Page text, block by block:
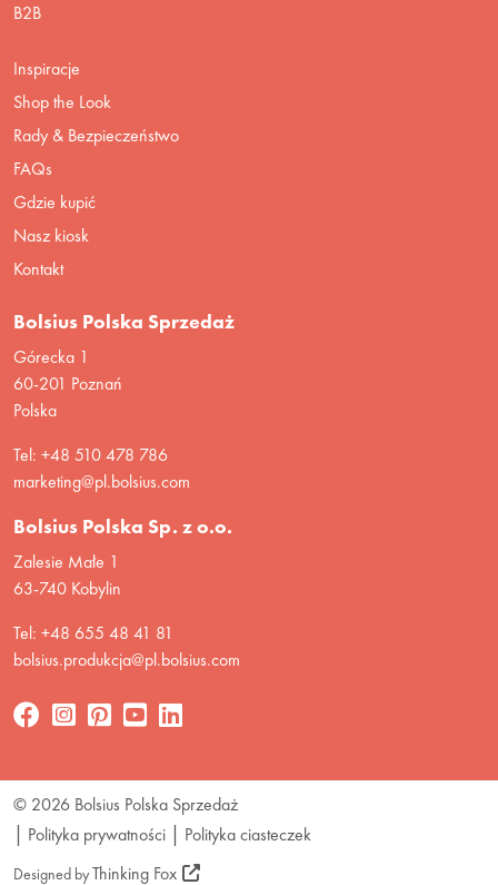
B2B
Inspiracje
Shop the Look
Rady & Bezpieczeństwo
FAQs
Gdzie kupić
Nasz kiosk
Kontakt
Bolsius Polska Sprzedaż
Górecka 1
60-201 Poznań
Polska
Tel: +48 510 478 786
marketing@pl.bolsius.com
Bolsius Polska Sp. z o.o.
Zalesie Małe 1
63-740 Kobylin
Tel: +48 655 48 41 81
bolsius.produkcja@pl.bolsius.com
© 2026 Bolsius Polska Sprzedaż
Polityka prywatności
Polityka ciasteczek
Designed byThinking Fox